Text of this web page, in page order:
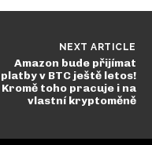
NEXT ARTICLE
Amazon bude přijímat
platby v BTC ještě letos!
Kromě toho pracuje i na
vlastní kryptoměně